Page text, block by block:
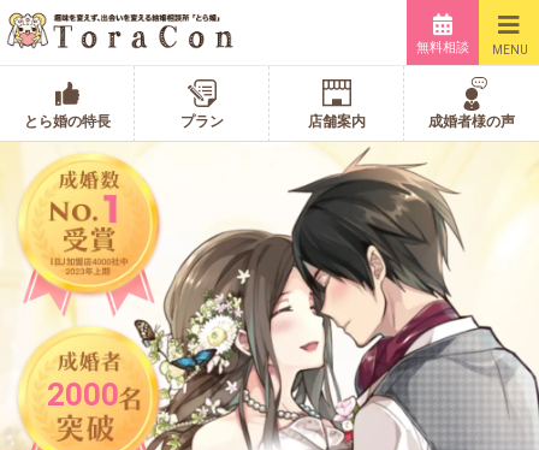
無料相談 MENU
とら婚の特長 プラン 店舗案内 成婚者様の声
2000